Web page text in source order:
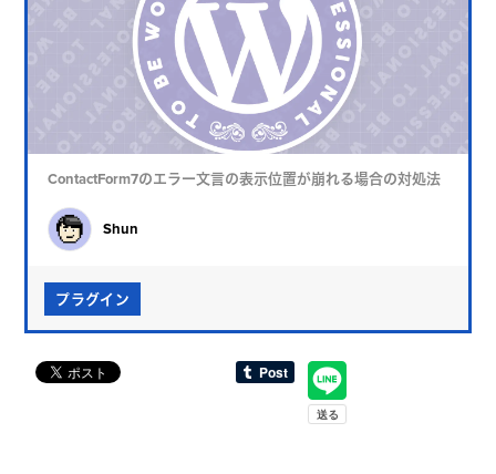
ContactForm7のエラー文言の表示位置が崩れる場合の対処法
Shun
プラグイン